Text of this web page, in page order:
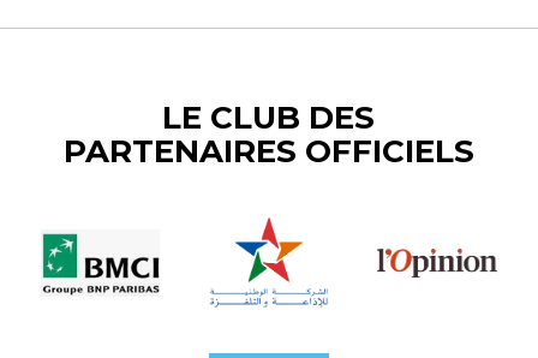
LE CLUB DES
PARTENAIRES OFFICIELS